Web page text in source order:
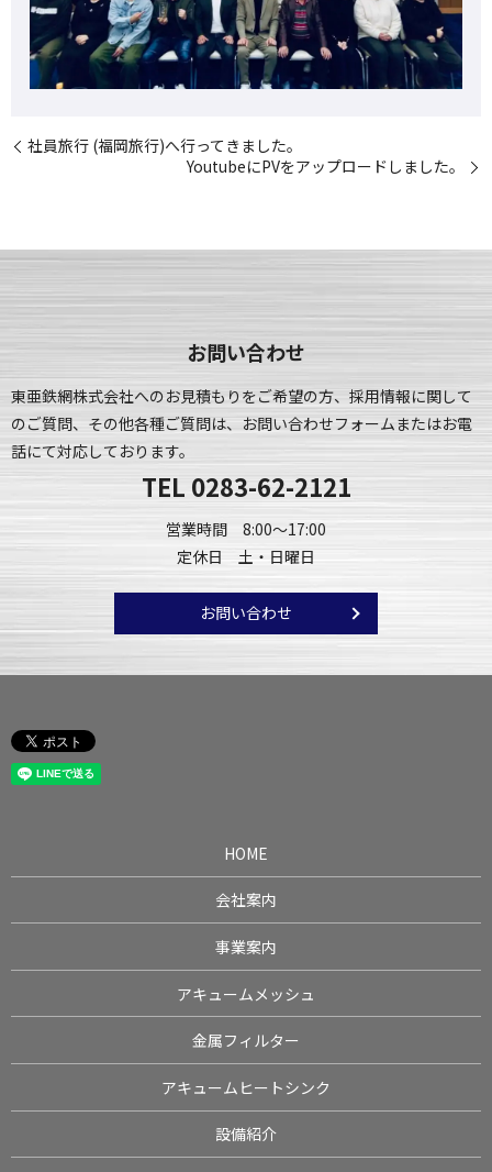
社員旅行 (福岡旅行)へ行ってきました。
YoutubeにPVをアップロードしました。
お問い合わせ
東亜鉄網株式会社へのお見積もりをご希望の方、採用情報に関して
のご質問、 その他各種ご質問は、お問い合わせフォームまたはお電
話にて対応しております。
TEL 0283-62-2121
営業時間 8:00～17:00
定休日 土・日曜日
お問い合わせ
HOME
会社案内
事業案内
アキュームメッシュ
金属フィルター
アキュームヒートシンク
設備紹介